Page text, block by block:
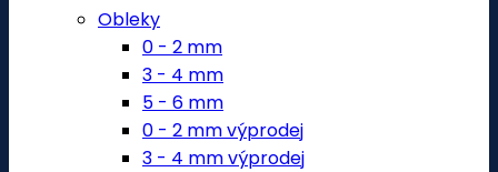
Obleky
0 - 2 mm
3 - 4 mm
5 - 6 mm
0 - 2 mm výprodej
3 - 4 mm výprodej